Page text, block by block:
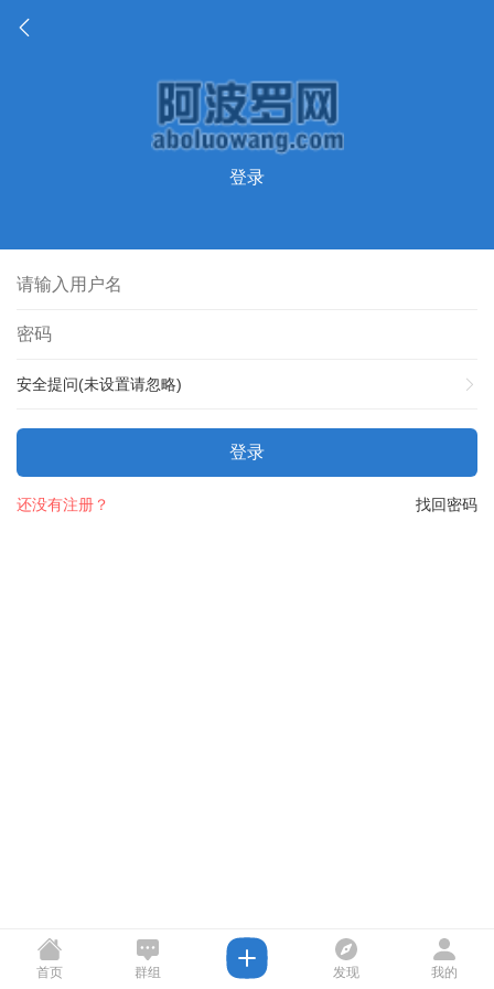
登录
安全提问(未设置请忽略)
登录
找回密码
还没有注册？
首页 群组 发现 我的